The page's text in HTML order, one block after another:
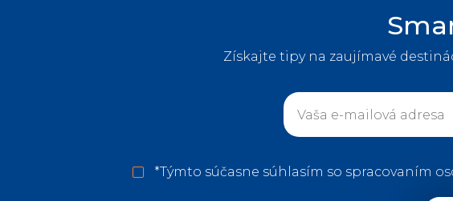
Získajte tipy na zaujímavé
*Týmto súčasne súhlasím so spracovaním